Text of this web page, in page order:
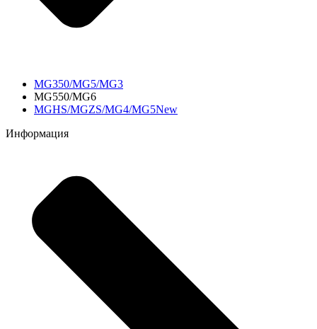
MG350/MG5/MG3
MG550/MG6
MGHS/MGZS/MG4/MG5New
Информация